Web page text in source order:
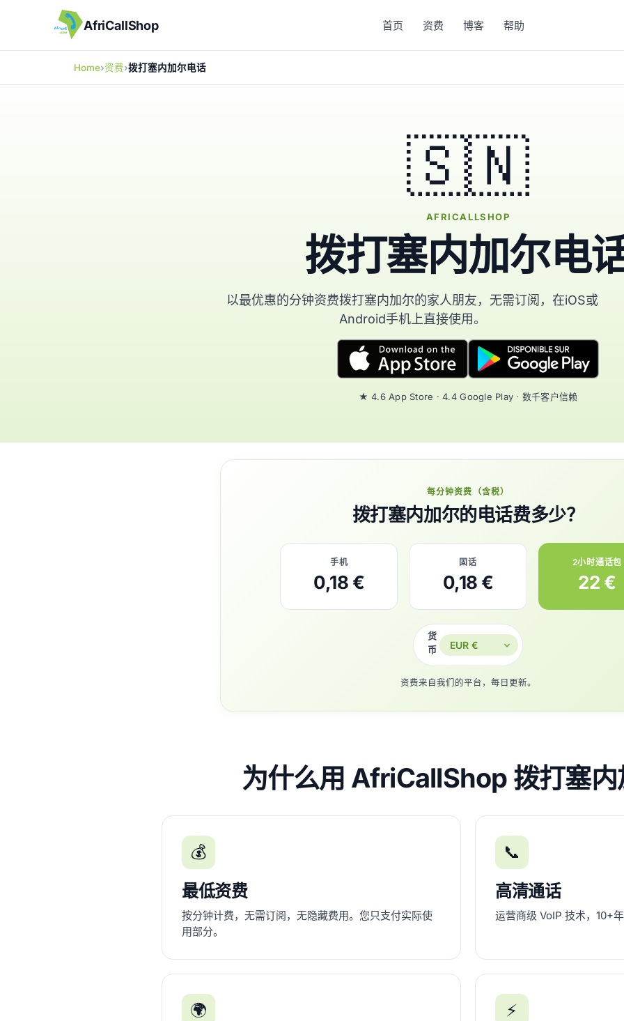
AfriCallShop 首页 资费 博客 帮助
Home 资费 拨打塞内加尔电话
🇸🇳
AFRICALLSHOP
拨打塞内加尔电
以最优惠的分钟资费拨打塞内加尔的家人朋友，无需订阅，在iOS或
Android手机上直接使用。
★ 4.6 App Store · 4.4 Google Play · 数千客户信赖
每分钟资费（含税）
拨打塞内加尔的电话费多少？
手机
0,18 €
固话
0,18 €
2小时通话包
22 €
货
币
资费来自我们的平台，每日更新。
为什么用 AfriCallShop 拨打塞内
💰
最低资费
按分钟计费，无需订阅，无隐藏费用。您只支付实际使
用部分。
📞
高清通话
运营商级 VoIP 技术，10+
🌍
⚡